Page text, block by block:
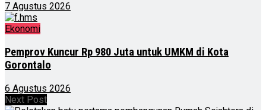
7 Agustus 2026
Ekonomi
Pemprov Kuncur Rp 980 Juta untuk UMKM di Kota
Gorontalo
6 Agustus 2026
Next Post